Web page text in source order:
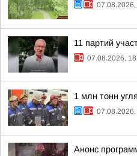
07.08.2026,
11 партий
07.08.2026,
1 млн тонн
07.08.2026,
Анонс